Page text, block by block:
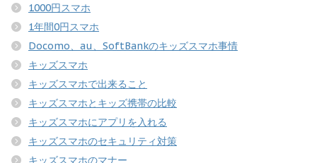
1000円スマホ
1年間0円スマホ
Docomo、au、SoftBankのキッズスマホ事情
キッズスマホ
キッズスマホで出来ること
キッズスマホとキッズ携帯の比較
キッズスマホにアプリを入れる
キッズスマホのセキュリティ対策
キッズスマホのマナー